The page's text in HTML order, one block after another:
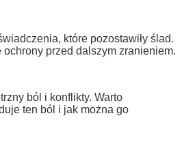
które pozostawiły ślad.
ochrony przed dalszym zranieniem.
ból i konflikty. Warto
ten ból i jak można go